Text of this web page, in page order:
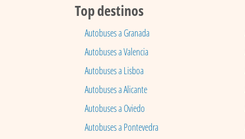
Top destinos
Autobuses a Granada
Autobuses a Valencia
Autobuses a Lisboa
Autobuses a Alicante
Autobuses a Oviedo
Autobuses a Pontevedra